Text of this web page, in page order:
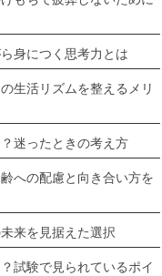
身につく思考力とは
生活リズムを整えるメリ
迷ったときの考え方
への配慮と向き合い方を
来を見据えた選択
試験で見られているポイ